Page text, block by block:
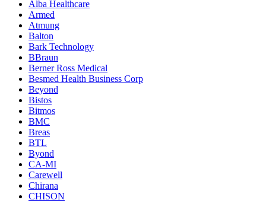
Alba Healthcare
Armed
Atmung
Balton
Bark Technology
BBraun
Berner Ross Medical
Besmed Health Business Corp
Beyond
Bistos
Bitmos
BMC
Breas
BTL
Byond
CA-MI
Carewell
Chirana
CHISON